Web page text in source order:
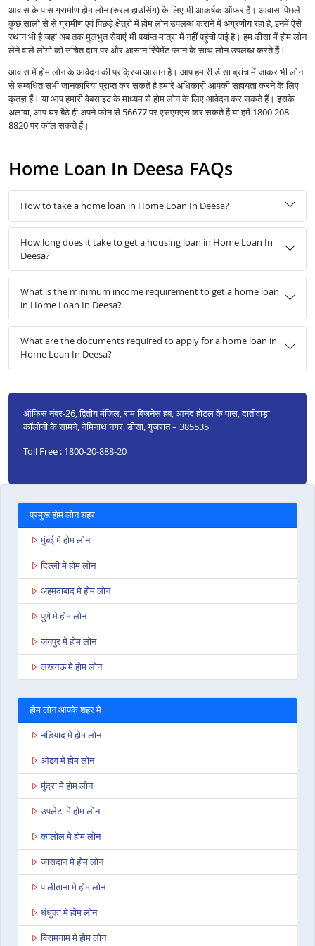
आवास के पास ग्रामीण होम लोन (रुरल हाउसिंग) के लिए भी आकर्षक ऑफर हैं। आवास पिछले
कुछ सालों से से ग्रामीण एवं पिछड़े क्षेत्रों में होम लोन उपलब्ध कराने में अग्रणीय रहा है, इनमें ऐसे
स्थान भी है जहां अब तक मुलभुत सेवाएं भी पर्याप्त मात्रा में नहीं पहुंची पाई है। हम डीसा में होम लोन
लेने वाले लोगों को उचित दाम पर और आसान रिपेमेंट प्लान के साथ लोन उपलब्ध करते हैं।
आवास में होम लोन के आवेदन की प्रक्रिया आसान है। आप हमारी डीसा ब्रांच में जाकर भी लोन
से सम्बंधित सभी जानकारियां प्राप्त कर सकते है हमारे अधिकारी आपकी सहायता करने के लिए
कृतज्ञ हैं। या आप हमारी वेबसाइट के माध्यम से होम लोन के लिए आवेदन कर सकते हैं। इसके
अलावा, आप घर बैठे ही अपने फोन से 56677 पर एसएमएस कर सकते हैं या हमें 1800 208
8820 पर कॉल सकते हैं।
Home Loan In Deesa FAQs
How to take a home loan in Home Loan In Deesa?
How long does it take to get a housing loan in Home Loan In
Deesa?
What is the minimum income requirement to get a home loan
in Home Loan In Deesa?
What are the documents required to apply for a home loan in
Home Loan In Deesa?
ऑफिस नंबर‑26, द्वितीय मंज़िल, राम बिज़नेस हब, आनंद होटल के पास, दातीवाड़ा
कॉलोनी के सामने, नेमिनाथ नगर, डीसा, गुजरात – 385535
Toll Free : 1800-20-888-20
प्रमुख होम लोन शहर
मुंबई मे होम लोन
दिल्ली मे होम लोन
अहमदाबाद मे होम लोन
पुणे मे होम लोन
जयपुर मे होम लोन
लखनऊ मे होम लोन
होम लोन आपके शहर मे
नडियाद मे होम लोन
ओढव मे होम लोन
मुंद्रा मे होम लोन
उपलेटा मे होम लोन
कालोल मे होम लोन
जासदान मे होम लोन
पालीताना मे होम लोन
धंधुका मे होम लोन
विरामगाम मे होम लोन